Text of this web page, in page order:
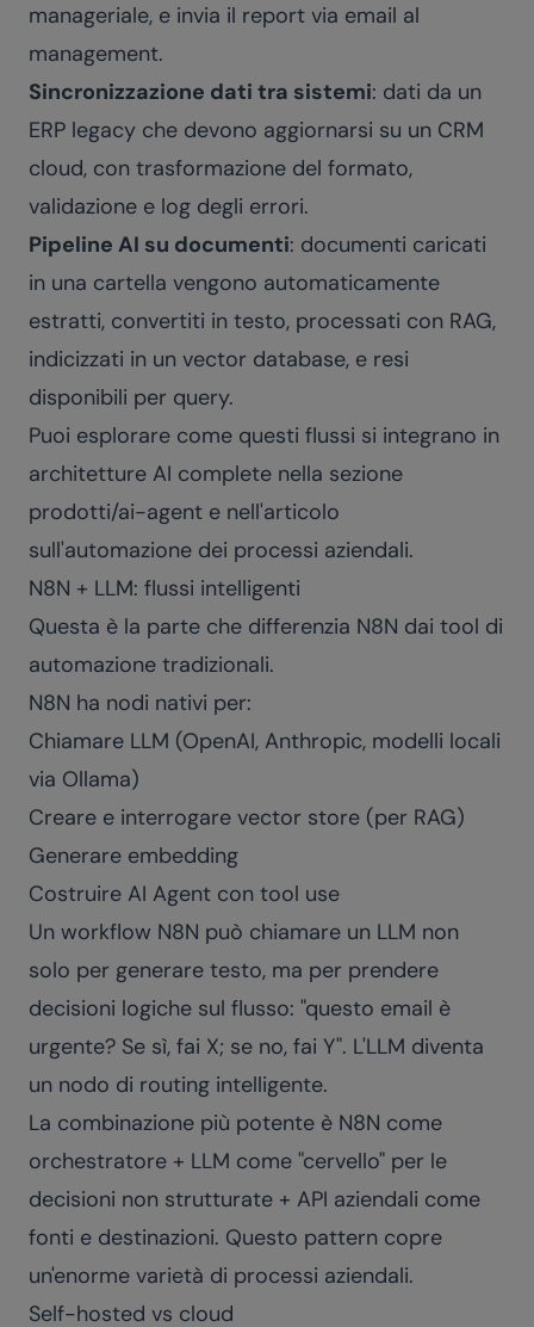
manageriale, e invia il report via email al
management.
Sincronizzazione dati tra sistemi: dati da un
ERP legacy che devono aggiornarsi su un CRM
cloud, con trasformazione del formato,
validazione e log degli errori.
Pipeline AI su documenti: documenti caricati
in una cartella vengono automaticamente
estratti, convertiti in testo, processati con RAG,
indicizzati in un vector database, e resi
disponibili per query.
Puoi esplorare come questi flussi si integrano in
architetture AI complete nella sezione
prodotti/ai-agent e nell'articolo
sull'automazione dei processi aziendali.
N8N + LLM: flussi intelligenti
Questa è la parte che differenzia N8N dai tool di
automazione tradizionali.
N8N ha nodi nativi per:
Chiamare LLM (OpenAI, Anthropic, modelli locali
via Ollama)
Creare e interrogare vector store (per RAG)
Generare embedding
Costruire AI Agent con tool use
Un workflow N8N può chiamare un LLM non
solo per generare testo, ma per prendere
decisioni logiche sul flusso: "questo email è
urgente? Se sì, fai X; se no, fai Y". L'LLM diventa
un nodo di routing intelligente.
La combinazione più potente è N8N come
orchestratore + LLM come "cervello" per le
decisioni non strutturate + API aziendali come
fonti e destinazioni. Questo pattern copre
un'enorme varietà di processi aziendali.
Self-hosted vs cloud